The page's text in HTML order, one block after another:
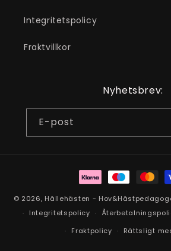
Integritetspolicy
Fraktvillkor
Nyhetsbrev:
E-post
Betalningsmetoder
© 2026, Hällehästen -
Integritetspolicy
Fraktpolicy
Rättsligt